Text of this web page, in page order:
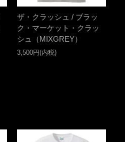
ザ・クラッシュ / ブラッ
ク・マーケット・クラッ
シュ（MIXGREY）
3,500円(内税)